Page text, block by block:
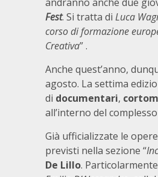
Fest. Si tratta di Luca
corso di formazione
Creativa” .
Anche quest’anno,
agosto. La settima
di documentari,
all’interno del
Già ufficializzate le
previsti nella sezione “
De Lillo.